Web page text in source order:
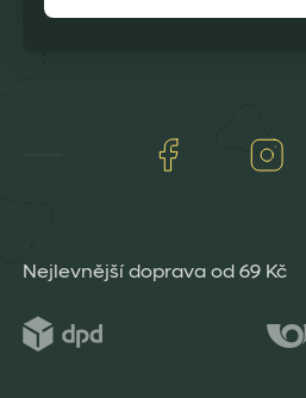
Facebook
Nejlevnější doprava od 69 Kč